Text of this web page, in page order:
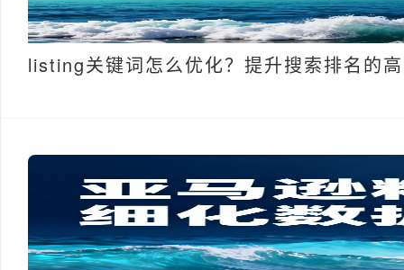
listing关键词怎么优化？提升搜索排名的